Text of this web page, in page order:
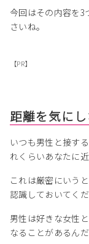
今回はその内容を3
さいね。
【PR】
距離を気に
いつも男性と接す
れくらいあなたに
これは厳密にいう
認識しておいてくだ
男性は好きな女性
なることがあるんだ